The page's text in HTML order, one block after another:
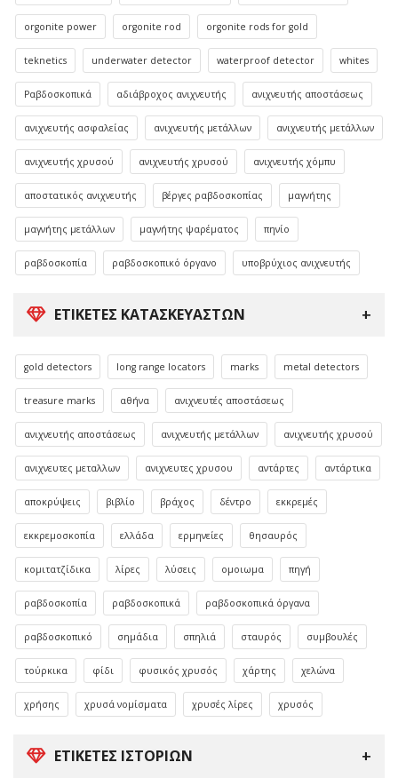
orgonite power orgonite rod orgonite rods for gold
teknetics underwater detector waterproof detector whites
Ραβδοσκοπικά αδιάβροχος ανιχνευτής ανιχνευτής αποστάσεως
ανιχνευτής ασφαλείας ανιχνευτής μετάλλων ανιχνευτής μετάλλων
ανιχνευτής χρυσού ανιχνευτής χρυσού ανιχνευτής χόμπυ
αποστατικός ανιχνευτής βέργες ραβδοσκοπίας μαγνήτης
μαγνήτης μετάλλων μαγνήτης ψαρέματος πηνίο
ραβδοσκοπία ραβδοσκοπικό όργανο υποβρύχιος ανιχνευτής
ΕΤΙΚΈΤΕΣ ΚΑΤΑΣΚΕΥΑΣΤΏΝ
gold detectors long range locators marks metal detectors
treasure marks αθήνα ανιχνευτές αποστάσεως
ανιχνευτής αποστάσεως ανιχνευτής μετάλλων ανιχνευτής χρυσού
ανιχνευτες μεταλλων ανιχνευτες χρυσου αντάρτες αντάρτικα
αποκρύψεις βιβλίο βράχος δέντρο εκκρεμές
εκκρεμοσκοπία ελλάδα ερμηνείες θησαυρός
κομιτατζίδικα λίρες λύσεις ομοιωμα πηγή
ραβδοσκοπία ραβδοσκοπικά ραβδοσκοπικά όργανα
ραβδοσκοπικό σημάδια σπηλιά σταυρός συμβουλές
τούρκικα φίδι φυσικός χρυσός χάρτης χελώνα
χρήσης χρυσά νομίσματα χρυσές λίρες χρυσός
ΕΤΙΚΈΤΕΣ ΙΣΤΟΡΙΏΝ